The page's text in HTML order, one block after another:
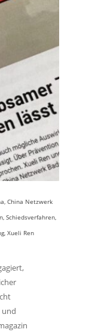
China Netzwerk
Schiedsverfahren
, Xueli Ren
und